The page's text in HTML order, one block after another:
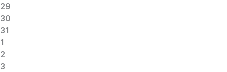
29
30
31
1
2
3